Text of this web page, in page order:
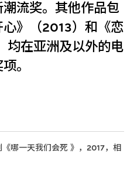
流奖。其他作品包
》（2013）和《恋
均在亚洲及以外的电
。
哪一天我们会死 》，2017，相